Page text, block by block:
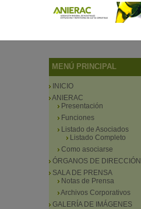
MENÚ PRINCIPAL
INICIO
ANIERAC
Presentación
Funciones
Listado de Asociados
Listado Completo
Como asociarse
ÓRGANOS DE DIRECCIÓN
SALA DE PRENSA
Notas de Prensa
Archivos Corporativos
GALERÍA DE IMÁGENES